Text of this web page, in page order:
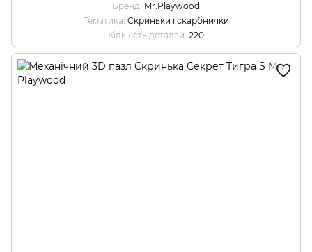
Бренд Mr.Playwood
Тематика Скриньки і скарбнички
Кількість деталей 220